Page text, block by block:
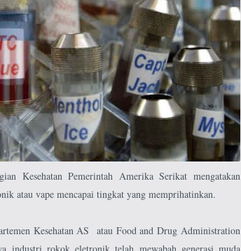
Kesehatan Pemerintah Amerika Serikat mengatakan
atau vape mencapai tingkat yang memprihatinkan.
Kesehatan AS atau Food and Drug Administration